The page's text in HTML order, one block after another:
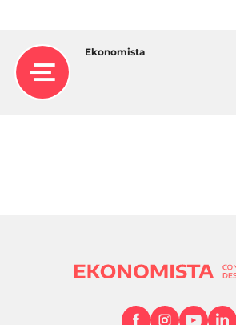
Ekonomista